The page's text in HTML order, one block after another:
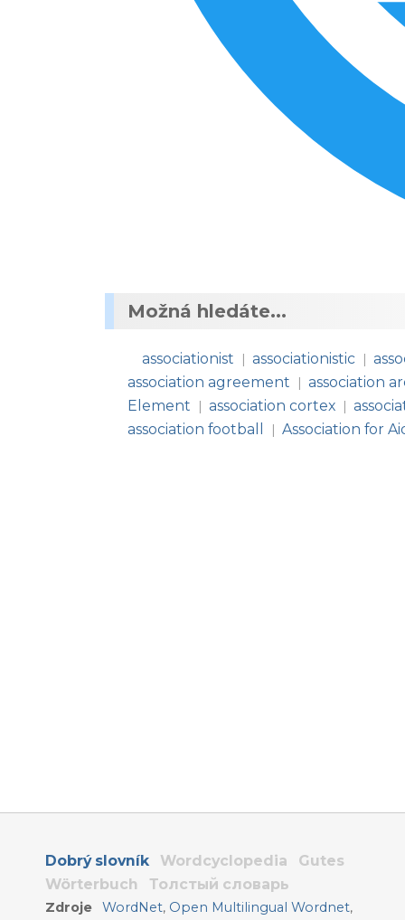
Možná hledáte...
associationist | associationistic |
association agreement
| association
Element
| association cortex |
association football
| Association for
Dobrý slovník Wordcyclopedia
Gutes
Wörterbuch
Толстый словарь
Zdroje WordNet, Open Multilingual Wordnet,